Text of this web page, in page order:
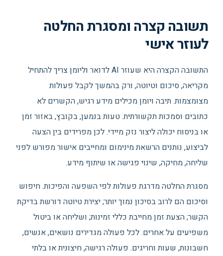
תשובה קצרה ומסגרת החלטה
לעוזר אישי
התשובה הקצרה היא שעוזר AI לדואר וליומן צריך להתחיל
מקריאה, סיכום וטיוטה, ורק בהמשך לקבל פעולות
מצומצמות. תיבה ויומן מכילים מידע רגיש, הקשרים לא
כתובים וסמכות תקשורתית. טעות בנמען, בקובץ, באזור זמן
או בניסוח יכולה ליצור נזק מיידי. לכן מפרידים בין הצעה
לביצוע, נותנים הרשאת מינימום ומחייבים אישור מפורש לפני
שליחה, מחיקה, שינוי פגישה או שיתוף מידע.
מסגרת החלטה מדרגת פעולות לפי השפעה והפיכות. חיפוש
וסיכום הם לרוב בסיכון נמוך יותר; יצירת טיוטה דורשת בדיקת
הקשר; הצעת זמן מחייבת כללי זמינות; ושליחה או ביטול
משפיעים על אחרים. לכל פעולה מגדירים נושאים, אנשים,
חשבונות, שעות וחריגים. פעולה רגישה, חיצונית או בלתי